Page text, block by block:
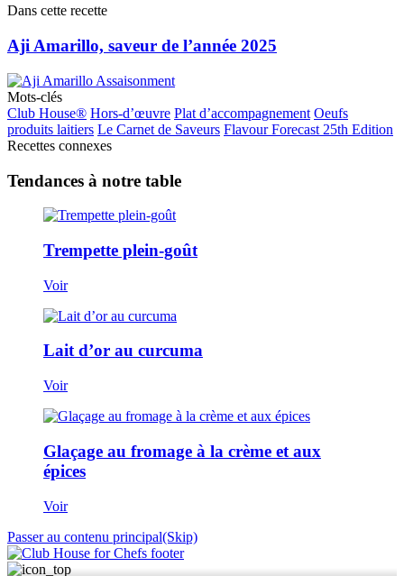
Dans cette recette
Aji Amarillo, saveur de l’année 2025
Mots-clés
Club House® Hors-d’œuvre Plat d’accompagnement Oeufs
produits laitiers Le Carnet de Saveurs Flavour Forecast 25th Edition
Recettes connexes
Tendances à notre table
Trempette plein-goût
Voir
Lait d’or au curcuma
Voir
Glaçage au fromage à la crème et aux
épices
Voir
Passer au contenu principal(Skip)